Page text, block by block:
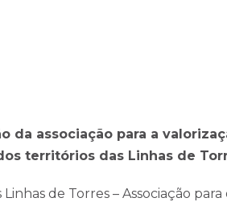
da associação para a
territórios das Linhas de
de Torres – Associação